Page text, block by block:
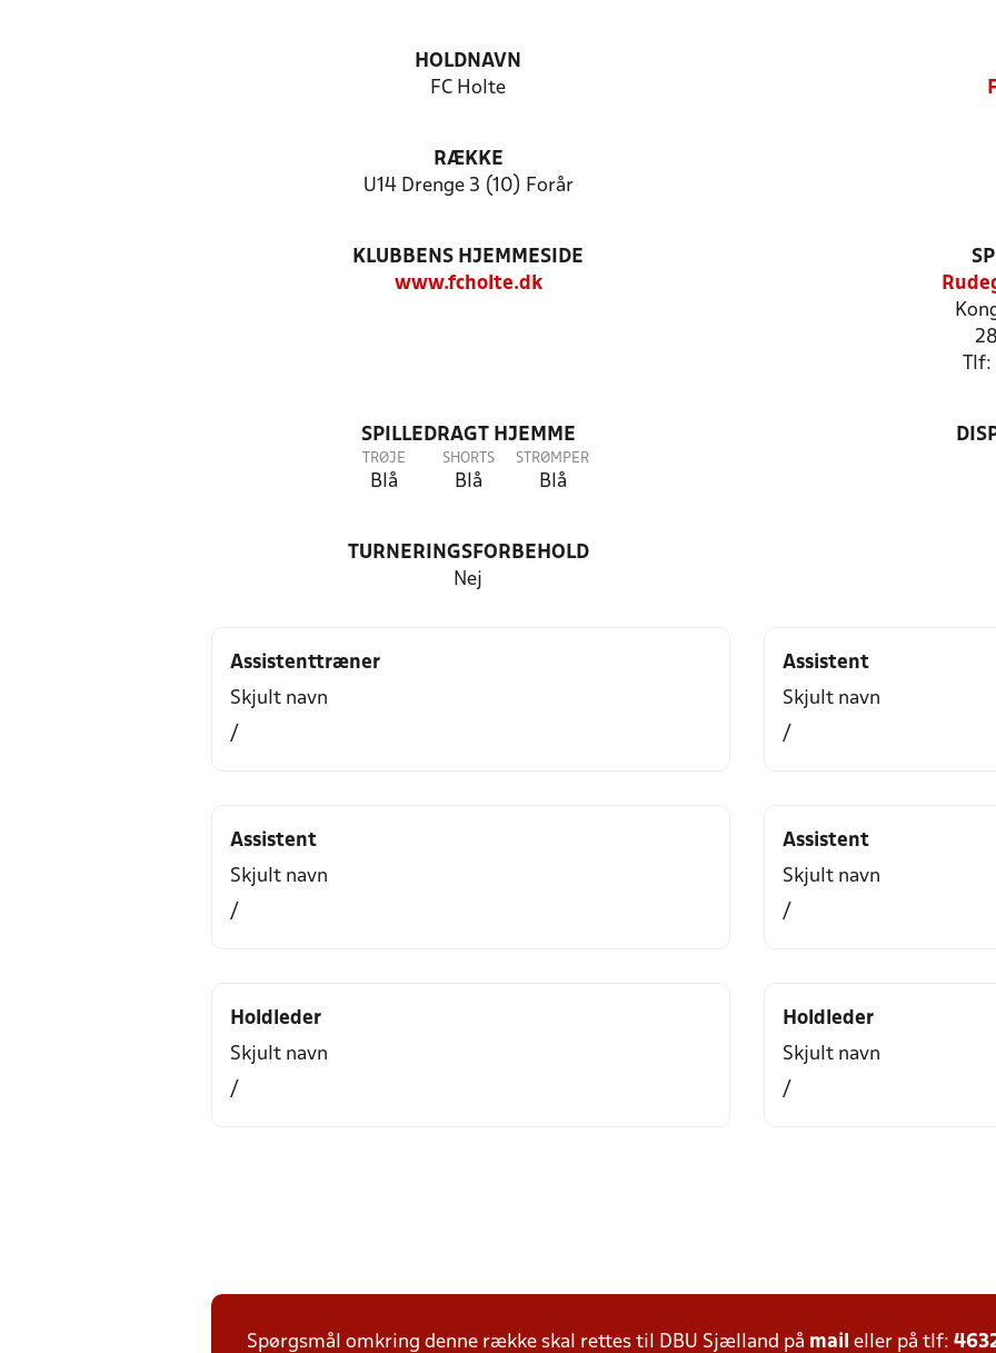
HOLDNAVN
FC Holte
RÆKKE
U14 Drenge 3 (10) Forår
KLUBBENS HJEMMESIDE
www.fcholte.dk
SPILLEDRAGT HJEMME
TRØJE
Blå
SHORTS
Blå
STRØMPER
Blå
TURNERINGSFORBEHOLD
Nej
Assistenttræner
Skjult navn
/
Assistent
Skjult navn
/
Assistent
Skjult navn
/
Assistent
Skjult navn
/
Holdleder
Skjult navn
/
Holdleder
Skjult navn
/
Spørgsmål omkring denne række skal rettes til DBU Sjælland på mail eller på tlf: